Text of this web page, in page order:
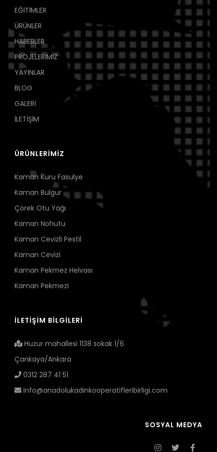
EĞİTİMLER
ÜRÜNLER
HABERLER
PROJELERİMİZ
YAYINLAR
BLOG
GALERİ
İLETİŞİM
ÜRÜNLERİMİZ
Kaman Kuru Fasulye
Kaman Bulgur
Çörek Otu Yağı
Kaman Nohutu
Kaman Cevizli Pestil
Kaman Cevizi
Kaman Pekmez Helvası
Kaman Pekmezi
İLETİŞİM BİLGİLERİ
Huzur mahallesi 1138 sokak 1/6
Çankaya/Ankara
0312 287 41 51
info@anadolukadinkooperatifleribirligi.com
SOSYAL MEDYA